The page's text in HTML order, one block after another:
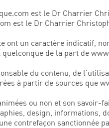
est le Dr Charrier
est le Dr Charrier
ont un caractère indicatif,
de la part de
du contenu, de
à partir de sources que
ou non et son
design, informations,
contrefaçon sanctionnée